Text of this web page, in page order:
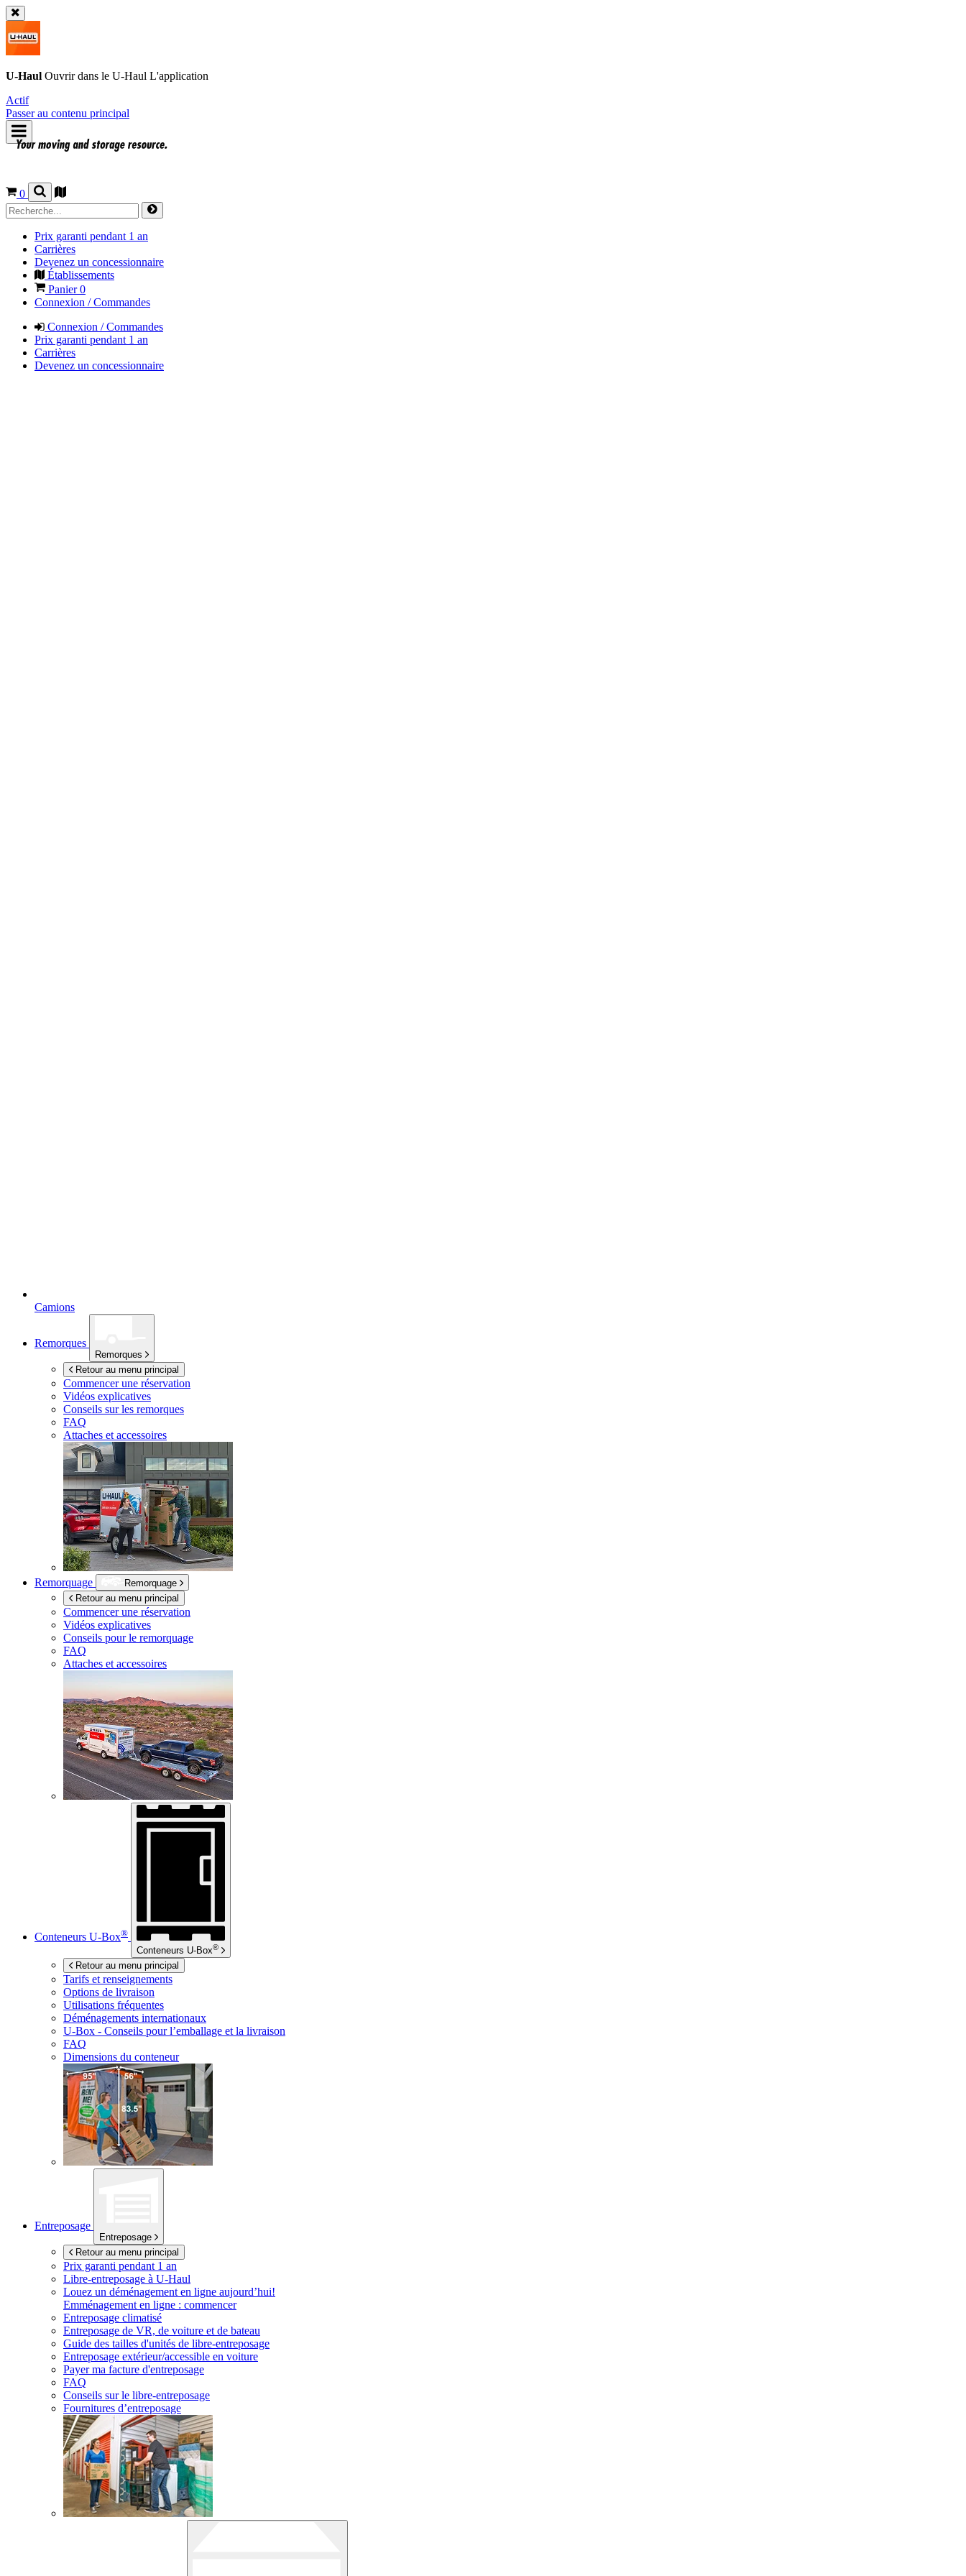
U-Haul Ouvrir dans le U-Haul L'application
Actif
Passer au contenu principal
0
Prix garanti pendant 1 an
Carrières
Devenez un concessionnaire
Établissements
Panier0
Connexion / Commandes
Connexion / Commandes
Prix garanti pendant 1 an
Carrières
Devenez un concessionnaire
Camions
Remorques
Remorques
Retour au menu principal
Commencer une réservation
Vidéos explicatives
Conseils sur les remorques
FAQ
Attaches et accessoires
Remorquage
Remorquage
Retour au menu principal
Commencer une réservation
Vidéos explicatives
Conseils pour le remorquage
FAQ
Attaches et accessoires
Conteneurs U-Box®
Conteneurs U-Box®
Retour au menu principal
Tarifs et renseignements
Options de livraison
Utilisations fréquentes
Déménagements internationaux
U-Box - Conseils pour l’emballage et la livraison
FAQ
Dimensions du conteneur
Entreposage
Entreposage
Retour au menu principal
Prix garanti pendant 1 an
Libre-entreposage à U-Haul
Louez un déménagement en ligne aujourd’hui!
Emménagement en ligne : commencer
Entreposage climatisé
Entreposage de VR, de voiture et de bateau
Guide des tailles d'unités de libre-entreposage
Entreposage extérieur/accessible en voiture
Payer ma facture d'entreposage
FAQ
Conseils sur le libre-entreposage
Fournitures d’entreposage